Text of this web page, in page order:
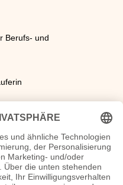
Berufs- und
Professor für
zum Geburtstag
von 1954. Was war los in
eine original historische